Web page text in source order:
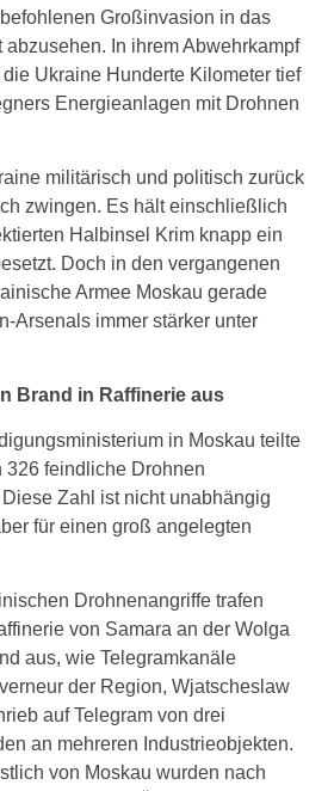
Großinvasion in das
abzusehen. In ihrem Abwehrkampf
Ukraine Hunderte Kilometer tief
Energieanlagen mit Drohnen
militärisch und politisch zurück
zwingen. Es hält einschließlich
Halbinsel Krim knapp ein
Doch in den vergangenen
Armee Moskau gerade
Arsenals immer stärker unter
Brand in Raffinerie aus
in Moskau teilte
326 feindliche Drohnen
Zahl ist nicht unabhängig
für einen groß angelegten
Drohnenangriffe trafen
von Samara an der Wolga
aus, wie Telegramkanäle
der Region, Wjatscheslaw
auf Telegram von drei
an mehreren Industrieobjekten.
von Moskau wurden nach